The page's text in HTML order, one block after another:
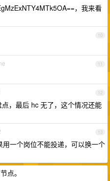
，我来看
10
11
12
，最后 hc 无了，这个情况还能
13
用一个岗位不能投递，可以换一个
节点。